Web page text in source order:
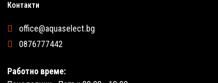
Контакти
office@aquaselect.bg
0876777442
Работно време: